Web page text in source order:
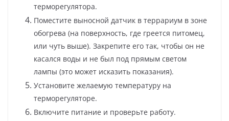
терморегулятора.
Поместите выносной датчик в террариум в зоне
обогрева (на поверхность, где греется питомец,
или чуть выше). Закрепите его так, чтобы он не
касался воды и не был под прямым светом
лампы (это может исказить показания).
Установите желаемую температуру на
терморегуляторе.
Включите питание и проверьте работу.